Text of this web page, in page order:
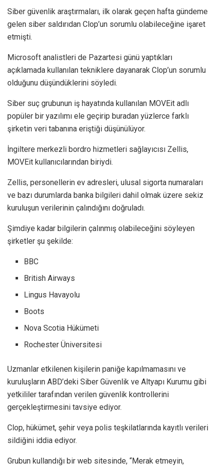
Siber güvenlik araştırmaları, ilk olarak geçen hafta gündeme
gelen siber saldırıdan Clop’un sorumlu olabileceğine işaret
etmişti.
Microsoft analistleri de Pazartesi günü yaptıkları
açıklamada kullanılan tekniklere dayanarak Clop’un sorumlu
olduğunu düşündüklerini söyledi.
Siber suç grubunun iş hayatında kullanılan MOVEit adlı
popüler bir yazılımı ele geçirip buradan yüzlerce farklı
şirketin veri tabanına eriştiği düşünülüyor.
İngiltere merkezli bordro hizmetleri sağlayıcısı Zellis,
MOVEit kullanıcılarından biriydi.
Zellis, personellerin ev adresleri, ulusal sigorta numaraları
ve bazı durumlarda banka bilgileri dahil olmak üzere sekiz
kuruluşun verilerinin çalındığını doğruladı.
Şimdiye kadar bilgilerin çalınmış olabileceğini söyleyen
şirketler şu şekilde:
BBC
British Airways
Lingus Havayolu
Boots
Nova Scotia Hükümeti
Rochester Üniversitesi
Uzmanlar etkilenen kişilerin paniğe kapılmamasını ve
kuruluşların ABD’deki Siber Güvenlik ve Altyapı Kurumu gibi
yetkililer tarafından verilen güvenlik kontrollerini
gerçekleştirmesini tavsiye ediyor.
Clop, hükümet, şehir veya polis teşkilatlarında kayıtlı verileri
sildiğini iddia ediyor.
Grubun kullandığı bir web sitesinde, “Merak etmeyin,